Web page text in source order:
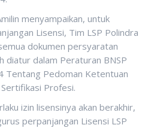
menyampaikan, untuk
Lisensi, Tim LSP Polindra
dokumen persyaratan
diatur dalam Peraturan BNSP
Tentang Pedoman Ketentuan
Profesi.
izin lisensinya akan berakhir,
perpanjangan Lisensi LSP